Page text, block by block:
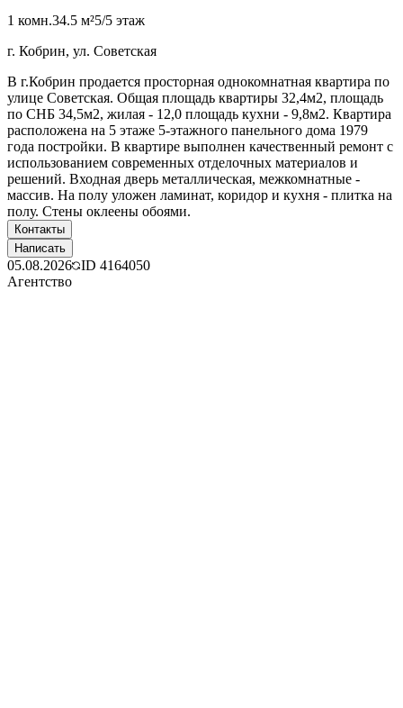
1 комн.34.5 м²5/5 этаж
г. Кобрин, ул. Советская
В г.Кобрин продается просторная однокомнатная квартира по
улице Советская. Общая площадь квартиры 32,4м2, площадь
по СНБ 34,5м2, жилая - 12,0 площадь кухни - 9,8м2. Квартира
расположена на 5 этаже 5-этажного панельного дома 1979
года постройки. В квартире выполнен качественный ремонт с
использованием современных отделочных материалов и
решений. Входная дверь металлическая, межкомнатные -
массив. На полу уложен ламинат, коридор и кухня - плитка на
полу. Стены оклеены обоями.
Контакты
Написать
05.08.2026 ID 4164050
Агентство